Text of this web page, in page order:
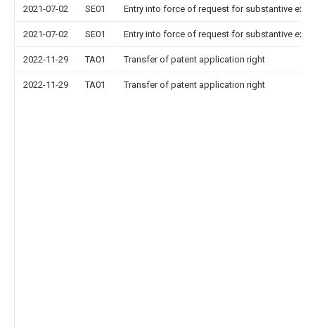
2021-07-02 SE01 Entry into force of request for substantive
2021-07-02 SE01 Entry into force of request for substantive
2022-11-29 TA01 Transfer of patent application right
2022-11-29 TA01 Transfer of patent application right